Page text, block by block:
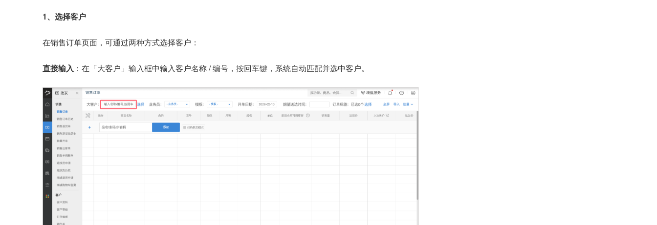
1、选择客户
在销售订单页面，可通过两种方式选择客户：
直接输入 ：在「大客户」输入框中输入客户名称 / 编号，按回车键，系统自动匹配并选中客户。